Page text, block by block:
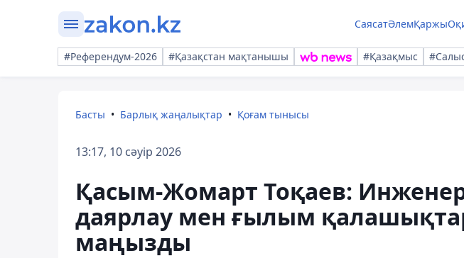
СаясатӘлемҚаржы
#Референдум-2026 #Қазақстан мақтанышы #Қазақмыс
Басты Барлық жаңалықтар Қоғам тынысы
13:17, 10 сәуір 2026
Қасым-Жомарт Тоқаев:
даярлау мен ғылым
маңызды